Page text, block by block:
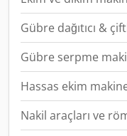
Gübre dağıtıcı &
Gübre serpme
Hassas ekim
Nakil araçları ve